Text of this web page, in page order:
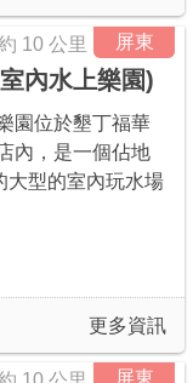
屏東
內水上樂園)
10 公里
園位於墾丁福華
內，是一個佔地
大型的室內玩水場
更多資訊
屏東